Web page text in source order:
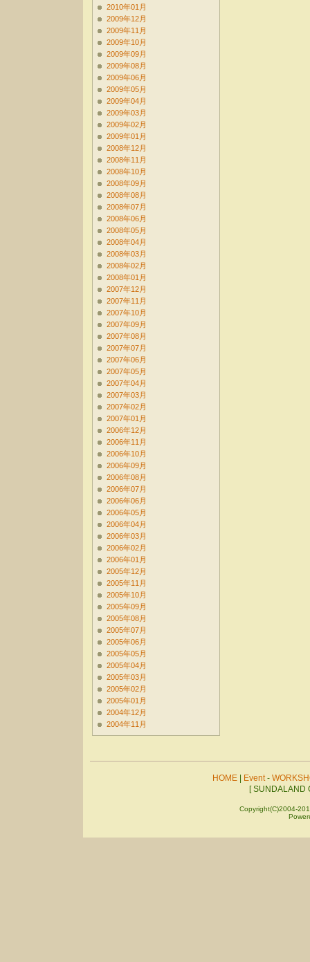
2010年01月
2009年12月
2009年11月
2009年10月
2009年09月
2009年08月
2009年06月
2009年05月
2009年04月
2009年03月
2009年02月
2009年01月
2008年12月
2008年11月
2008年10月
2008年09月
2008年08月
2008年07月
2008年06月
2008年05月
2008年04月
2008年03月
2008年02月
2008年01月
2007年12月
2007年11月
2007年10月
2007年09月
2007年08月
2007年07月
2007年06月
2007年05月
2007年04月
2007年03月
2007年02月
2007年01月
2006年12月
2006年11月
2006年10月
2006年09月
2006年08月
2006年07月
2006年06月
2006年05月
2006年04月
2006年03月
2006年02月
2006年01月
2005年12月
2005年11月
2005年10月
2005年09月
2005年08月
2005年07月
2005年06月
2005年05月
2005年04月
2005年03月
2005年02月
2005年01月
2004年12月
2004年11月
HOME| Event-
[ SUNDALAND
Copyright(C)2004-